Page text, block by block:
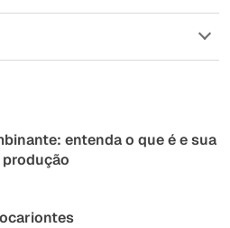
entenda o que é e sua